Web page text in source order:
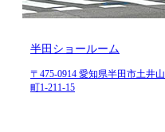
半田ショールーム
〒475-0914 愛知県半田市土井山
町1-211-15